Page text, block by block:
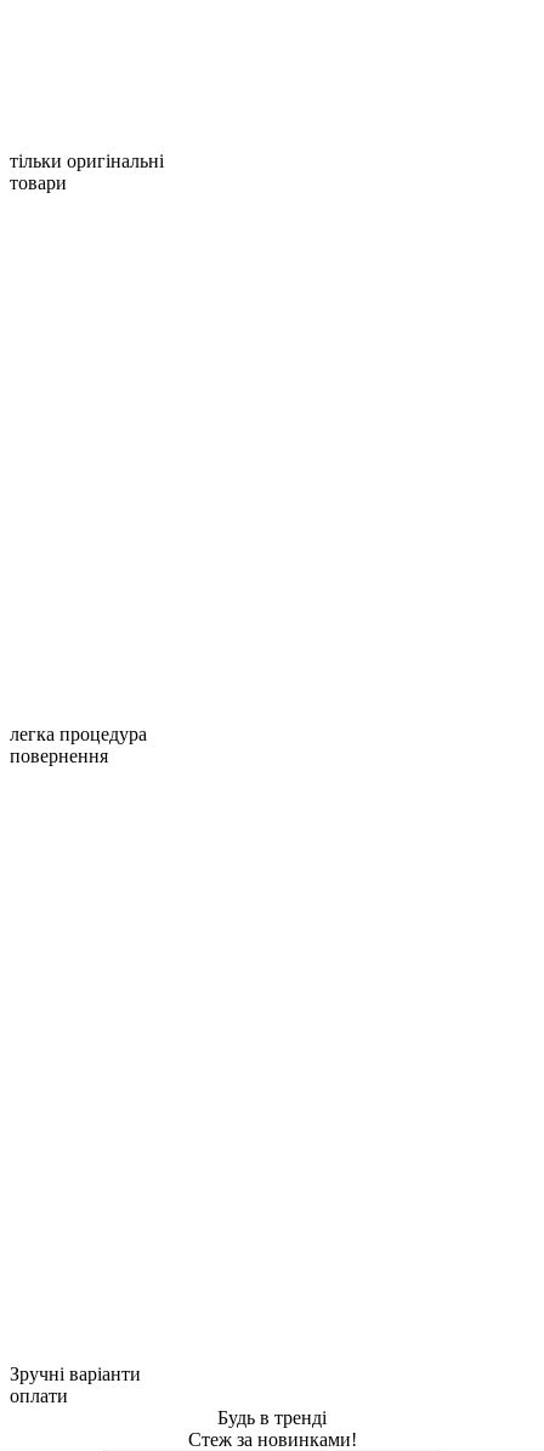
тільки оригінальні
товари
легка процедура
повернення
Зручні варіанти
оплати
Будь в тренді
Стеж за новинками!